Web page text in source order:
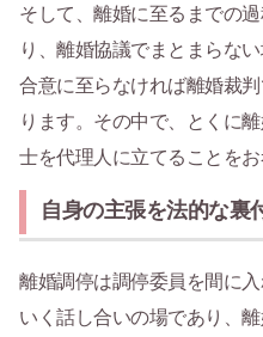
そして、離婚に至るまでの
り、離婚協議でまとまらな
合意に至らなければ離婚裁
ります。その中で、とくに
士を代理人に立てることをお
自身の主張を法的な裏
離婚調停は調停委員を間に
いく話し合いの場であり、